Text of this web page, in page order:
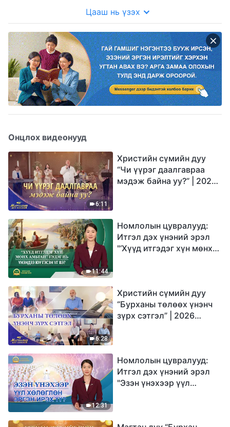
Цааш нь үзэх
Онцлох видеонууд
6:11
Христийн сүмийн дуу
“Чи үүрэг даалгавраа
мэдэж байна уу?” | 2026
11:44
Номлолын цувралууд:
Итгэл дэх үнэний эрэл
"‘Хүүд итгэдэг хүн мөнх
6:28
Христийн сүмийн дуу
“Бурханы төлөөх үнэнч
зүрх сэтгэл” | 2026
12:31
Номлолын цувралууд:
Итгэл дэх үнэний эрэл
"Эзэн үнэхээр үүл